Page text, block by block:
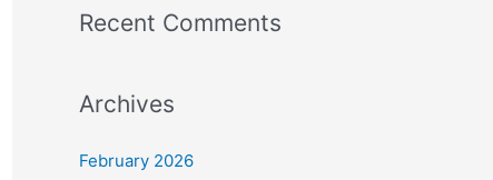
Recent Comments
Archives
February 2026